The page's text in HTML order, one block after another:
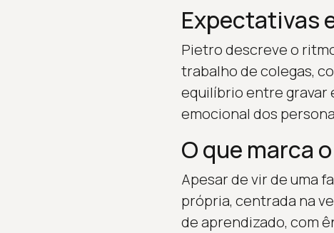
Expectativas
Pietro descreve o
trabalho de colegas,
equilíbrio entre gravar
emocional dos
O que marca
Apesar de vir de uma
própria, centrada na
de aprendizado, com